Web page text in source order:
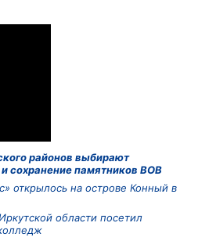
районов выбирают
и сохранение памятников ВОВ
открылось на острове Конный в
области посетил